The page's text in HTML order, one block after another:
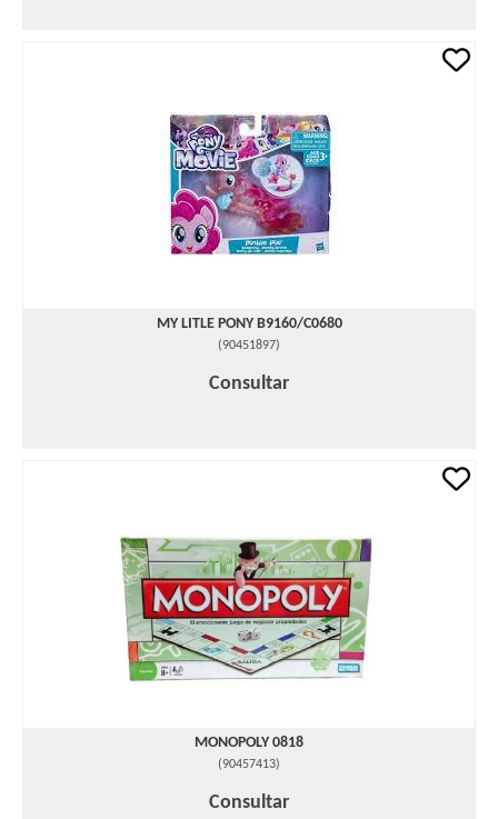
MY LITLE PONY B9160/C0680
(90451897)
Consultar
MONOPOLY 0818
(90457413)
Consultar